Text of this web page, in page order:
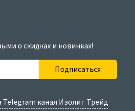
о скидках и новинках!
Подписаться
канал Изолит Трейд